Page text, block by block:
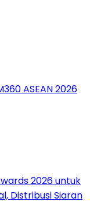
ASEAN 2026
2026 untuk
Distribusi Siaran